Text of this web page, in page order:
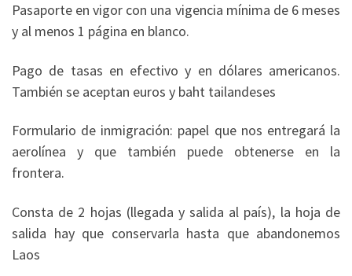
Pasaporte en vigor con una vigencia mínima de 6 meses
y al menos 1 página en blanco.
Pago de tasas en efectivo y en dólares americanos.
También se aceptan euros y baht tailandeses
Formulario de inmigración: papel que nos entregará la
aerolínea y que también puede obtenerse en la
frontera.
Consta de 2 hojas (llegada y salida al país), la hoja de
salida hay que conservarla hasta que abandonemos
Laos